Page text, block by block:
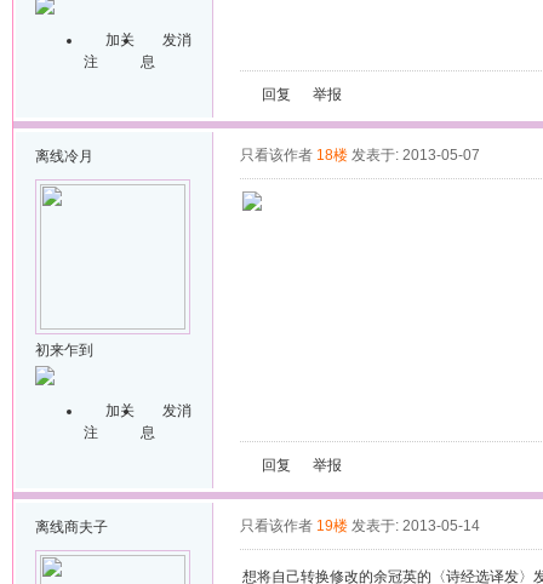
加关
注
发消
息
回复
举报
离线冷月
初来乍到
加关
注
发消
息
只看该作者 18楼 发表于: 2013-05-07
回复 举报
离线商夫子 只看该作者 19楼 发表于: 2013-05-14
想将自己转换修改的余冠英的〈诗经选译发